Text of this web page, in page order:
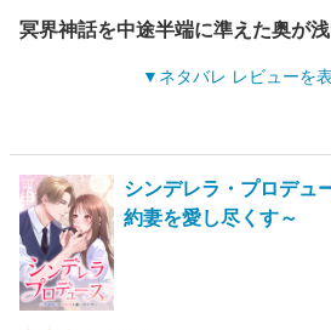
冥界神話を中途半端に準えた奥が
ネタバレ レビューを
シンデレラ・プロデュ
約妻を愛し尽くす～